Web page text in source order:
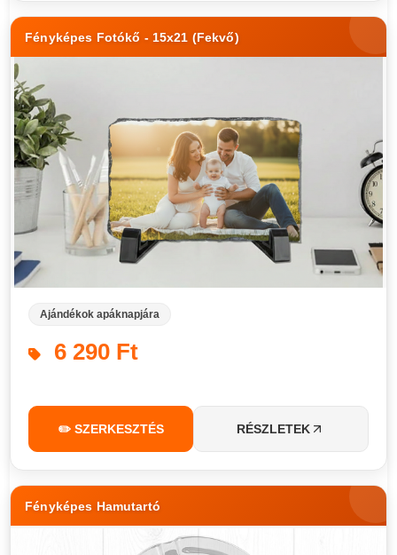
Fényképes Fotókő - 15x21 (Fekvő)
Ajándékok apáknapjára
6 290 Ft
✏️ SZERKESZTÉS RÉSZLETEK
Fényképes Hamutartó